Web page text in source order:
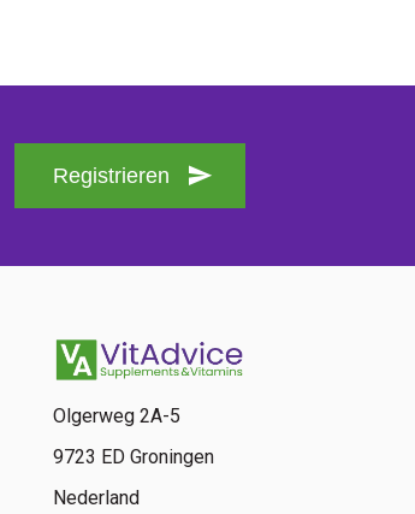
Registrieren
Olgerweg 2A-5
9723 ED Groningen
Nederland